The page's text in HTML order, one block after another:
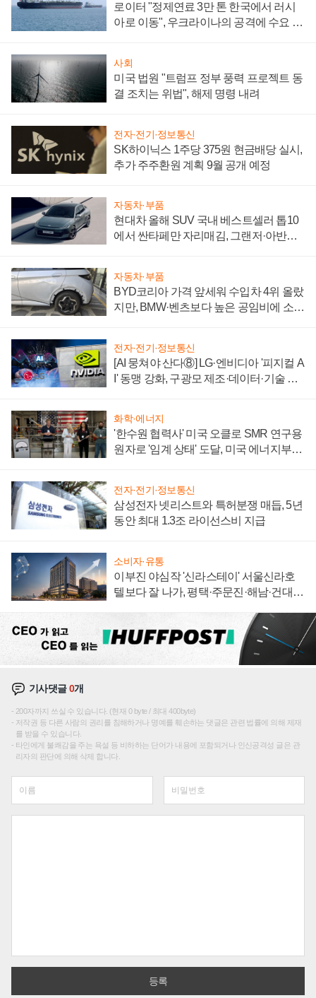
로이터 "정제연료 3만 톤 한국에서 러시
아로 이동", 우크라이나의 공격에 수요 늘
사회
미국 법원 "트럼프 정부 풍력 프로젝트 동
결 조치는 위법", 해제 명령 내려
전자·전기·정보통신
SK하이닉스 1주당 375원 현금배당 실시,
추가 주주환원 계획 9월 공개 예정
자동차·부품
현대차 올해 SUV 국내 베스트셀러 톱10
에서 싼타페만 자리매김, 그랜저·아반떼
자동차·부품
BYD코리아 가격 앞세워 수입차 4위 올랐
지만, BMW·벤츠보다 높은 공임비에 소비
전자·전기·정보통신
[AI 뭉쳐야 산다⑧] LG·엔비디아 '피지컬 A
I' 동맹 강화, 구광모 제조·데이터·기술 결
화학·에너지
'한수원 협력사' 미국 오클로 SMR 연구용
원자로 '임계 상태' 도달, 미국 에너지부
전자·전기·정보통신
삼성전자 넷리스트와 특허분쟁 매듭, 5년
동안 최대 1.3조 라이선스비 지급
소비자·유통
이부진 야심작 '신라스테이' 서울신라호
텔보다 잘 나가, 평택·주문진·해남·건대로
기사댓글0개
200자까지 쓰실 수 있습니다. (현재 0 byte / 최대 400byte)
저작권 등 다른 사람의 권리를 침해하거나 명예를 훼손하는 댓글은 관련 법률에 의해 제재
를 받을 수 있습니다.
타인에게 불쾌감을 주는 욕설 등 비하하는 단어가 내용에 포함되거나 인신공격성 글은 관
리자의 판단에 의해 삭제 합니다.